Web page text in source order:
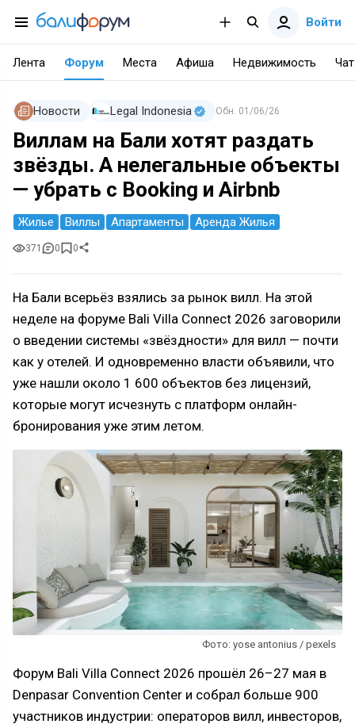
Войти
Лента Форум Места Афиша Недвижимость Чат
Новости Legal Indonesia Обн. 01/06/26
Виллам на Бали хотят раздать
звёзды. А нелегальные объекты
— убрать с Booking и Airbnb
Жилье Виллы Апартаменты Аренда Жилья
371 0 0
На Бали всерьёз взялись за рынок вилл. На этой
неделе на форуме Bali Villa Connect 2026 заговорили
о введении системы «звёздности» для вилл — почти
как у отелей. И одновременно власти объявили, что
уже нашли около 1 600 объектов без лицензий,
которые могут исчезнуть с платформ онлайн-
бронирования уже этим летом.
Фото: yose antonius / pexels
Форум Bali Villa Connect 2026 прошёл 26–27 мая в
Denpasar Convention Center и собрал больше 900
участников индустрии: операторов вилл, инвесторов,